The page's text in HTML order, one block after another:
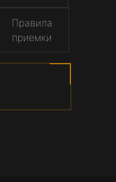
Правила
приемки